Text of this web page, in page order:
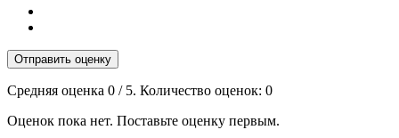
Отправить оценку
Средняя оценка 0 / 5. Количество оценок: 0
Оценок пока нет. Поставьте оценку первым.